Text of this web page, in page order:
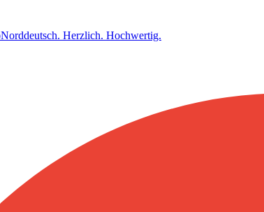
Norddeutsch. Herzlich. Hochwertig.